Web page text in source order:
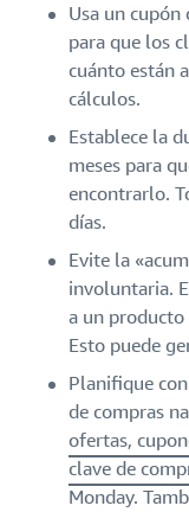
Usa un
para que los
cuánto están
cálculos.
Establece la
meses para
encontrarlo.
días.
Evite la
involuntaria.
a un producto
Esto puede
Planifique
de compras
ofertas,
clave de
Monday.